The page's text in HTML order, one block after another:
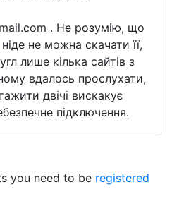
. Не розумію, що
не можна скачати її,
лише кілька сайтів з
вдалось прослухати,
двічі вискакує
підключення.
you need to be registered